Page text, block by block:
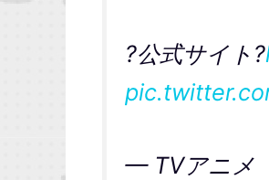
?公式サイト?
— TVアニメ